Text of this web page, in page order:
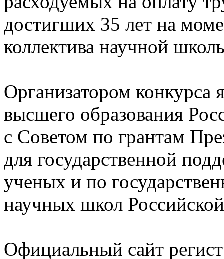
достигших 35 лет на
коллектива научной
Организатором конкурса
высшего образования
с Советом по грантам
для государственной
ученых и по
научных школ
Официальный сайт